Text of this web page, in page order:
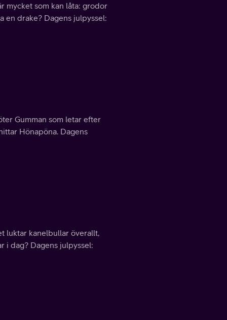
mycket som kan låta: grodor
en drake? Dagens julpyssel:
Gumman som letar efter
Hönapöna. Dagens
luktar kanelbullar överallt,
i dag? Dagens julpyssel: